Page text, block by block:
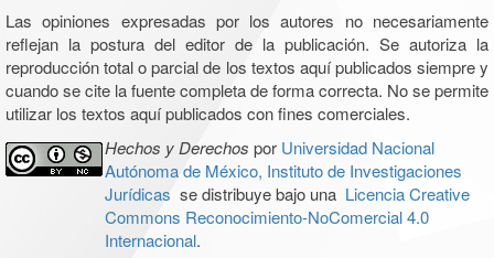
Las opiniones expresadas por los autores no necesariamente
reflejan la postura del editor de la publicación. Se autoriza la
reproducción total o parcial de los textos aquí publicados siempre y
cuando se cite la fuente completa de forma correcta. No se permite
utilizar los textos aquí publicados con fines comerciales.
Hechos y Derechos por Universidad Nacional
Autónoma de México, Instituto de Investigaciones
Jurídicas se distribuye bajo una Licencia Creative
Commons Reconocimiento-NoComercial 4.0
Internacional.